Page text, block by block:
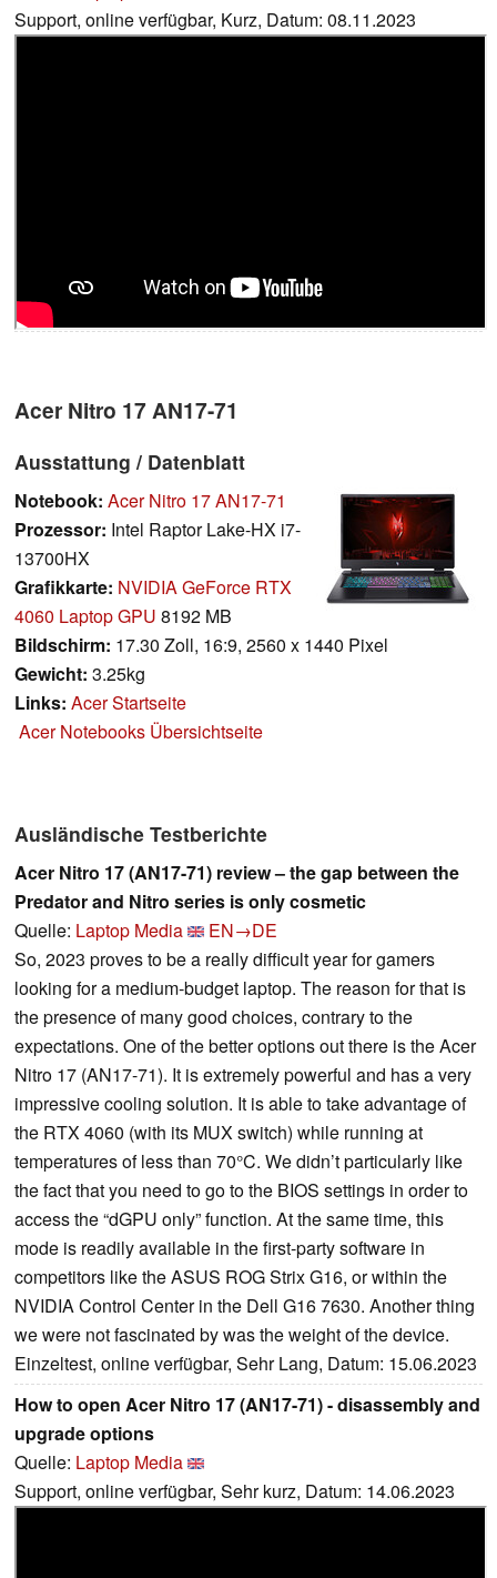
Support, online verfügbar, Kurz, Datum: 08.11.2023
Acer Nitro 17 AN17-71
Ausstattung / Datenblatt
Notebook: Acer Nitro 17 AN17-71
Prozessor: Intel Raptor Lake-HX i7-
13700HX
Grafikkarte: NVIDIA GeForce RTX
4060 Laptop GPU 8192 MB
Bildschirm: 17.30 Zoll, 16:9, 2560 x 1440 Pixel
Gewicht: 3.25kg
Links: Acer Startseite
Acer Notebooks Übersichtseite
Ausländische Testberichte
Acer Nitro 17 (AN17-71) review – the gap between the
Predator and Nitro series is only cosmetic
Quelle: Laptop Media
EN→DE
So, 2023 proves to be a really difficult year for gamers
looking for a medium-budget laptop. The reason for that is
the presence of many good choices, contrary to the
expectations. One of the better options out there is the Acer
Nitro 17 (AN17-71). It is extremely powerful and has a very
impressive cooling solution. It is able to take advantage of
the RTX 4060 (with its MUX switch) while running at
temperatures of less than 70°C. We didn’t particularly like
the fact that you need to go to the BIOS settings in order to
access the “dGPU only” function. At the same time, this
mode is readily available in the first-party software in
competitors like the ASUS ROG Strix G16, or within the
NVIDIA Control Center in the Dell G16 7630. Another thing
we were not fascinated by was the weight of the device.
Einzeltest, online verfügbar, Sehr Lang, Datum: 15.06.2023
How to open Acer Nitro 17 (AN17-71) - disassembly and
upgrade options
Quelle: Laptop Media
Support, online verfügbar, Sehr kurz, Datum: 14.06.2023